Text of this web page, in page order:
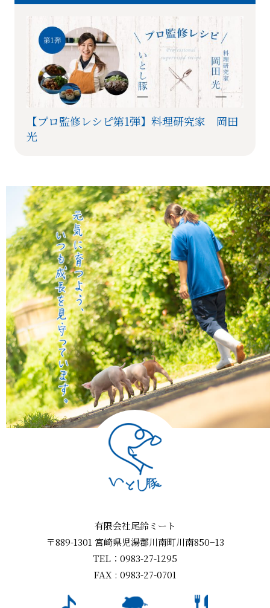
【プロ監修レシピ第1弾】料理研究家 岡田
光
有限会社尾鈴ミート
〒889-1301 宮崎県児湯郡川南町川南850−13
TEL：0983-27-1295
FAX : 0983-27-0701